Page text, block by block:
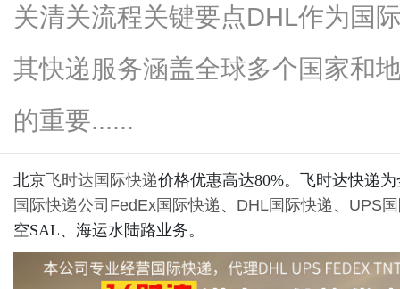
关清关流程关键要点DHL作为国
其快递服务涵盖全球多个国家和
的重要......
北京 飞时达 国际快递价格优惠高达80%。飞时达快递
国际快递公司 FedEx国际快递 、 DHL国际快递 、 UPS
空SAL、海运水陆路业务。